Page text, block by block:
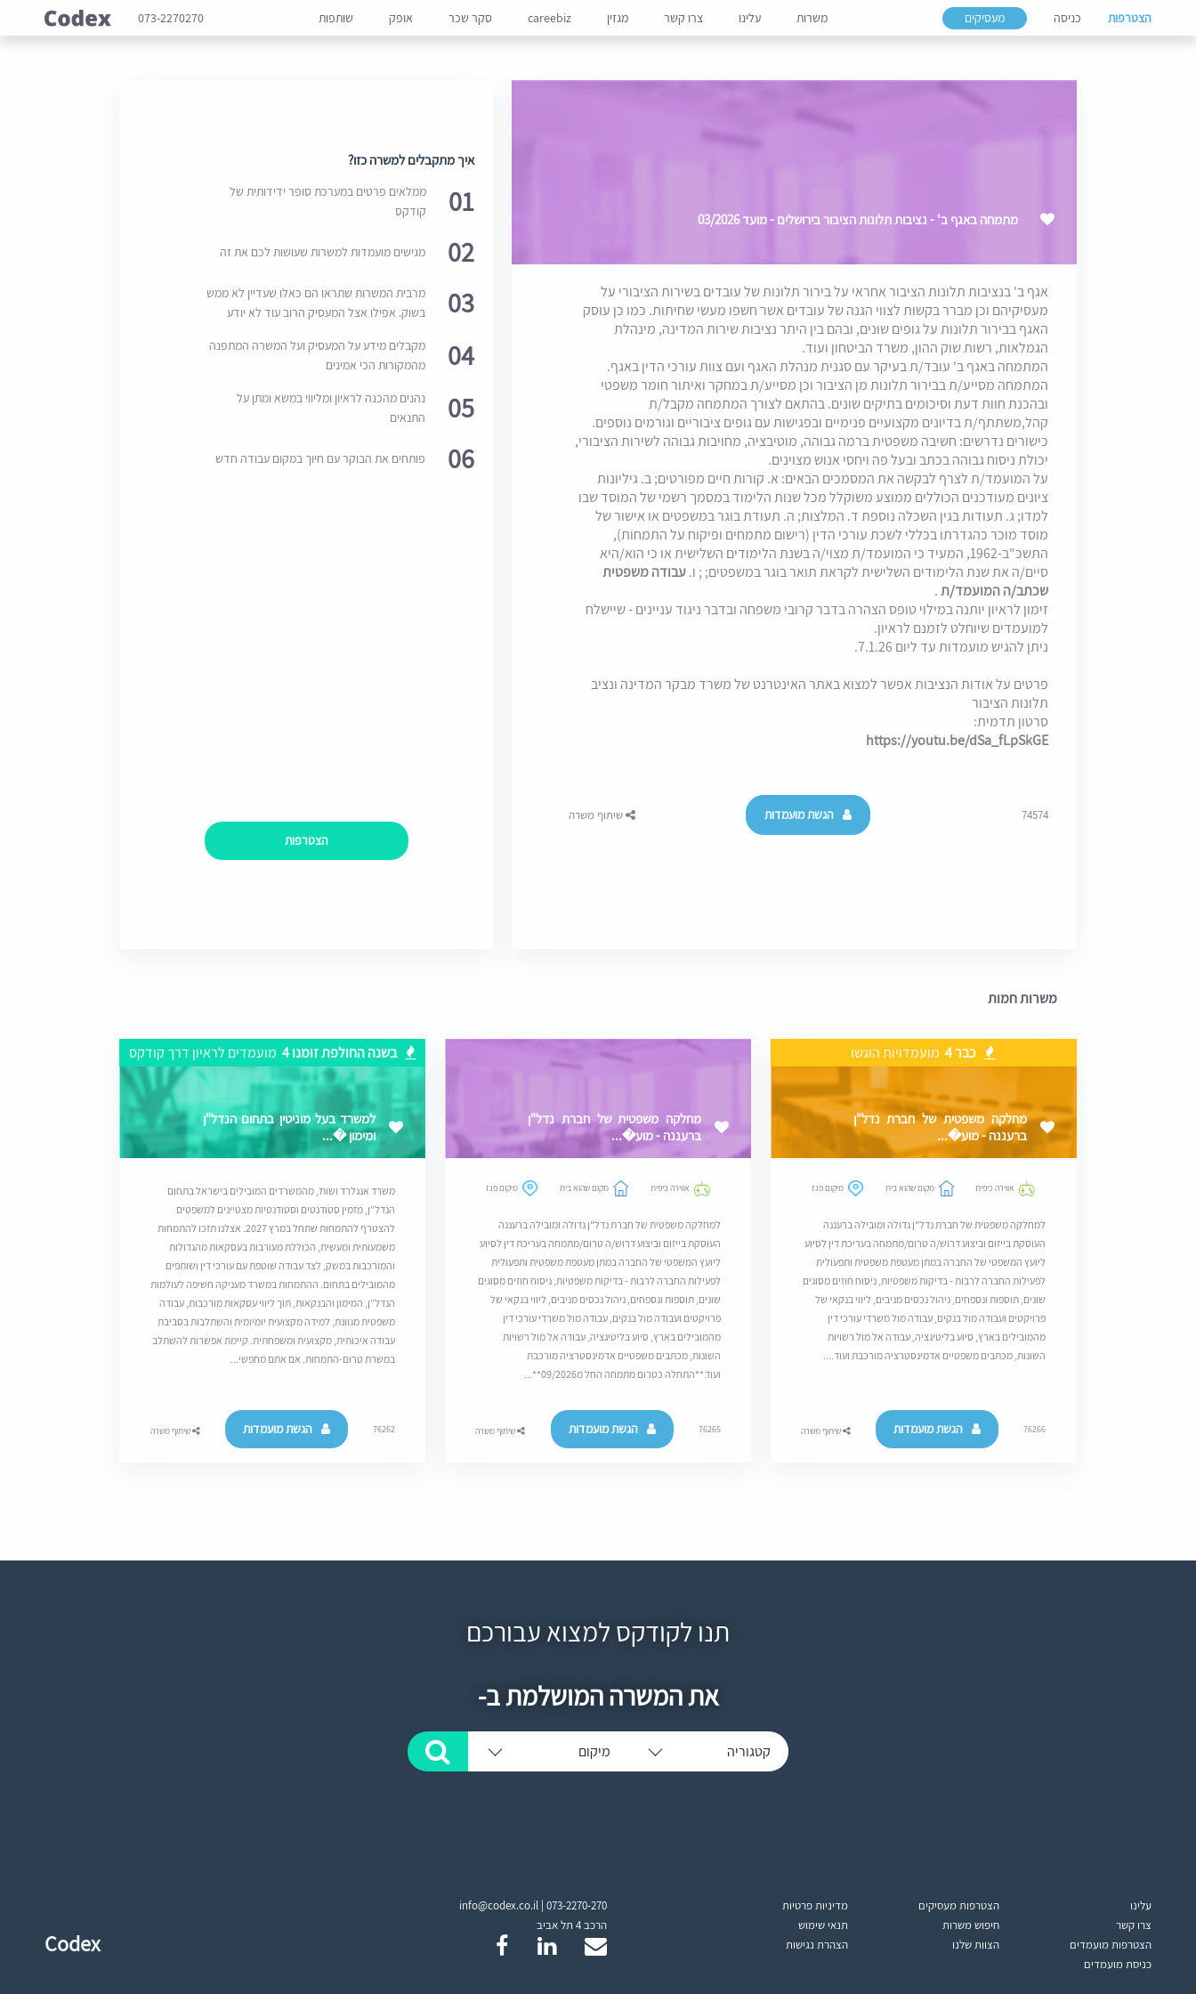
הצטרפות כניסה מעסיקים משרות עלינו צרו קשר מגזין careebiz סקר שכר אופק שותפות 073-2270270
מתמחה באגף ב' - נציבות תלונות הציבור בירושלים - מועד 03/2026
אגף ב' בנציבות תלונות הציבור אחראי על בירור תלונות של עובדים בשירות הציבורי על
מעסיקיהם וכן מברר בקשות לצווי הגנה של עובדים אשר חשפו מעשי שחיתות. כמו כן עוסק
האגף בבירור תלונות על גופים שונים, ובהם בין היתר נציבות שירות המדינה, מינהלת
הגמלאות, רשות שוק ההון, משרד הביטחון ועוד.
המתמחה באגף ב' עובד/ת בעיקר עם סגנית מנהלת האגף ועם צוות עורכי הדין באגף.
המתמחה מסייע/ת בבירור תלונות מן הציבור וכן מסייע/ת במחקר ואיתור חומר משפטי
ובהכנת חוות דעת וסיכומים בתיקים שונים. בהתאם לצורך המתמחה מקבל/ת
קהל,משתתף/ת בדיונים מקצועיים פנימיים ובפגישות עם גופים ציבוריים וגורמים נוספים.
כישורים נדרשים: חשיבה משפטית ברמה גבוהה, מוטיבציה, מחויבות גבוהה לשירות הציבורי,
יכולת ניסוח גבוהה בכתב ובעל פה ויחסי אנוש מצוינים.
על המועמד/ת לצרף לבקשה את המסמכים הבאים: א. קורות חיים מפורטים; ב. גיליונות
ציונים מעודכנים הכוללים ממוצע משוקלל מכל שנות הלימוד במסמך רשמי של המוסד שבו
למדו; ג. תעודות בגין השכלה נוספת ד. המלצות; ה. תעודת בוגר במשפטים או אישור של
מוסד מוכר כהגדרתו בכללי לשכת עורכי הדין (רישום מתמחים ופיקוח על התמחות),
התשכ"ב-1962, המעיד כי המועמד/ת מצוי/ה בשנת הלימודים השלישית או כי הוא/היא
סיים/ה את שנת הלימודים השלישית לקראת תואר בוגר במשפטים; ; ו.עבודה משפטית
שכתב/ה המועמד/ת.
זימון לראיון יותנה במילוי טופס הצהרה בדבר קרובי משפחה ובדבר ניגוד עניינים - שיישלח
למועמדים שיוחלט לזמנם לראיון.
ניתן להגיש מועמדות עד ליום 7.1.26.
פרטים על אודות הנציבות אפשר למצוא באתר האינטרנט של משרד מבקר המדינה ונציב
תלונות הציבור
סרטון תדמית:
https://youtu.be/dSa_fLpSkGE
74574 הגשת מועמדות שיתוף משרה
איך מתקבלים למשרה כזו?
01
ממלאים פרטים במערכת סופר ידידותית של
קודקס
02 מגישים מועמדות למשרות שעושות לכם את זה
03
מרבית המשרות שתראו הם כאלו שעדיין לא ממש
בשוק. אפילו אצל המעסיק הרוב עוד לא יודע
04
מקבלים מידע על המעסיק ועל המשרה המתפנה
מהמקורות הכי אמינים
05
נהנים מהכנה לראיון ומליווי במשא ומתן על
התנאים
06 פותחים את הבוקר עם חיוך במקום עבודה חדש
הצטרפות
משרות חמות
כבר 4 מועמדויות הוגשו
מחלקה משפטית של חברת נדל"ן
ברעננה - מוע�...
אווירה כיפית מקום שהוא בית מיקום פגז
למחלקה משפטית של חברת נדל"ן גדולה ומובילה ברעננה
העוסקת בייזום וביצוע דרוש/ה טרום/מתמחה בעריכת דין לסיוע
ליועץ המשפטי של החברה במתן מעטפת משפטית ותפעולית
לפעילות החברה לרבות - בדיקות משפטיות, ניסוח חוזים מסוגים
שונים, תוספות ונספחים, ניהול נכסים מניבים, ליווי בנקאי של
פרויקטים ועבודה מול בנקים, עבודה מול משרדי עורכי דין
מהמובילים בארץ, סיוע בליטיגציה, עבודה אל מול רשויות
השונות, מכתבים משפטיים אדמינסטרציה מורכבת ועוד....
76266 הגשת מועמדות שיתוף משרה
מחלקה משפטית של חברת נדל"ן
ברעננה - מוע�...
אווירה כיפית מקום שהוא בית מיקום פגז
למחלקה משפטית של חברת נדל"ן גדולה ומובילה ברעננה
העוסקת בייזום וביצוע דרוש/ה טרום/מתמחה בעריכת דין לסיוע
ליועץ המשפטי של החברה במתן מעטפת משפטית ותפעולית
לפעילות החברה לרבות - בדיקות משפטיות, ניסוח חוזים מסוגים
שונים, תוספות ונספחים, ניהול נכסים מניבים, ליווי בנקאי של
פרויקטים ועבודה מול בנקים, עבודה מול משרדי עורכי דין
מהמובילים בארץ, סיוע בליטיגציה, עבודה אל מול רשויות
השונות, מכתבים משפטיים אדמינסטרציה מורכבת
ועוד.**התחלה כטרום מתמחה החל מ09/2026**...
76265 הגשת מועמדות שיתוף משרה
בשנה החולפת זומנו 4 מועמדים לראיון דרך קודקס
למשרד בעל מוניטין בתחום הנדל"ן
ומימון �...
משרד אנגלרד ושות’, מהמשרדים המובילים בישראל בתחום
הנדל”ן, מזמין סטודנטים וסטודנטיות מצטיינים למשפטים
להצטרף להתמחות שתחל במרץ 2027. אצלנו תזכו להתמחות
משמעותית ומעשית, הכוללת מעורבות בעסקאות מהגדולות
והמורכבות במשק, לצד עבודה שוטפת עם עורכי דין ושותפים
מהמובילים בתחום. ההתמחות במשרד מעניקה חשיפה לעולמות
הנדל”ן, המימון והבנקאות, תוך ליווי עסקאות מורכבות, עבודה
משפטית מגוונת, למידה מקצועית יומיומית והשתלבות בסביבת
עבודה איכותית, מקצועית ומשפחתית. קיימת אפשרות להשתלב
במשרת טרום-התמחות. אם אתם מחפשי...
76262 הגשת מועמדות שיתוף משרה
תנו לקודקס למצוא עבורכם
את המשרה המושלמת ב-
קטגוריה מיקום
עלינו
צרו קשר
הצטרפות מועמדים
כניסת מועמדים
הצטרפות מעסיקים
חיפוש משרות
הצוות שלנו
מדיניות פרטיות
תנאי שימוש
הצהרת נגישות
info@codex.co.il | 073-2270-270
הרכב 4 תל אביב
Codex